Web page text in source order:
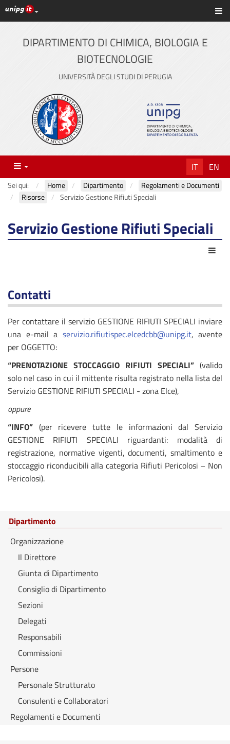
Vai
al
contenuto
principale
Link ai principali servizi web di Ateneo
DIPARTIMENTO DI CHIMICA, BIOLOGIA E
BIOTECNOLOGIE
UNIVERSITÀ DEGLI STUDI DI PERUGIA
Menu IT EN
Sei qui: Home Dipartimento
Regolamenti e Documenti
Risorse
Servizio Gestione Rifiuti Speciali
Servizio Gestione Rifiuti Speciali
Contatti
Per contattare il servizio GESTIONE RIFIUTI SPECIALI inviare
una e-mail a servizio.rifiutispec.elcedcbb@unipg.it, avente
per OGGETTO:
“PRENOTAZIONE STOCCAGGIO RIFIUTI SPECIALI” (valido
solo nel caso in cui il mittente risulta registrato nella lista del
Servizio GESTIONE RIFIUTI SPECIALI - zona Elce),
oppure
“INFO” (per ricevere tutte le informazioni dal Servizio
GESTIONE RIFIUTI SPECIALI riguardanti: modalità di
registrazione, normative vigenti, documenti, smaltimento e
stoccaggio riconducibili alla categoria Rifiuti Pericolosi – Non
Pericolosi).
Dipartimento
Organizzazione
Il Direttore
Giunta di Dipartimento
Consiglio di Dipartimento
Sezioni
Delegati
Responsabili
Commissioni
Persone
Personale Strutturato
Consulenti e Collaboratori
Regolamenti e Documenti